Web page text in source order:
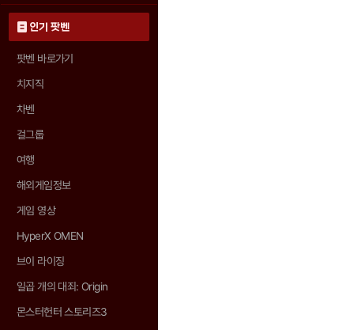
인기 팟벤
팟벤 바로가기
치지직
차벤
걸그룹
여행
해외게임정보
게임 영상
HyperX OMEN
브이 라이징
일곱 개의 대죄: Origin
몬스터헌터 스토리즈3